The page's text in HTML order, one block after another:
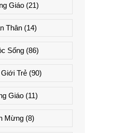
Giáo(21)
Thân(14)
Sống (86)
Trẻ(90)
Giáo (11)
Mừng(8)